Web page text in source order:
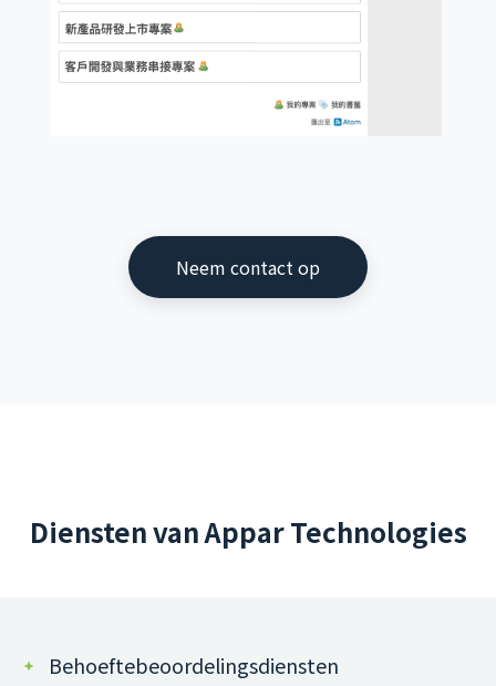
Neem contact op
Diensten van Appar Technologies
Behoeftebeoordelingsdiensten